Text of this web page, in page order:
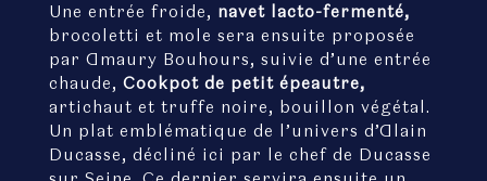
Une entrée froide, navet lacto-fermenté,
brocoletti et mole sera ensuite proposée
par Amaury Bouhours, suivie d’une entrée
chaude, Cookpot de petit épeautre,
artichaut et truffe noire, bouillon végétal.
Un plat emblématique de l’univers d’Alain
Ducasse, décliné ici par le chef de Ducasse